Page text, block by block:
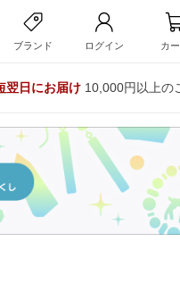
ブランド ログイン カ
翌日にお届け10,000円以上の